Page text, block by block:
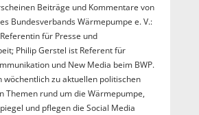
Beiträge und Kommentare von
Bundesverbands Wärmepumpe e. V.:
für Presse und
Philip Gerstel ist Referent für
und New Media beim BWP.
wöchentlich zu aktuellen politischen
Themen rund um die Wärmepumpe,
und pflegen die Social Media